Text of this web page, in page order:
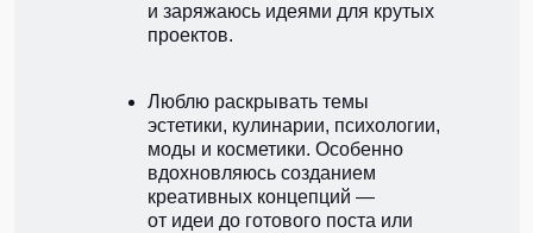
и заряжаюсь идеями для крутых
проектов.
Люблю раскрывать темы
эстетики, кулинарии, психологии,
моды и косметики. Особенно
вдохновляюсь созданием
креативных концепций —
от идеи до готового поста или